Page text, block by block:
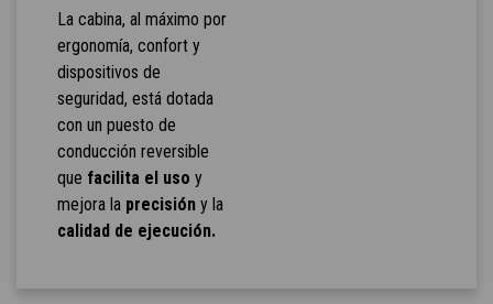
La cabina, al máximo por
ergonomía, confort y
dispositivos de
seguridad, está dotada
con un puesto de
conducción reversible
que facilita el uso y
mejora la precisióny la
calidad de ejecución.